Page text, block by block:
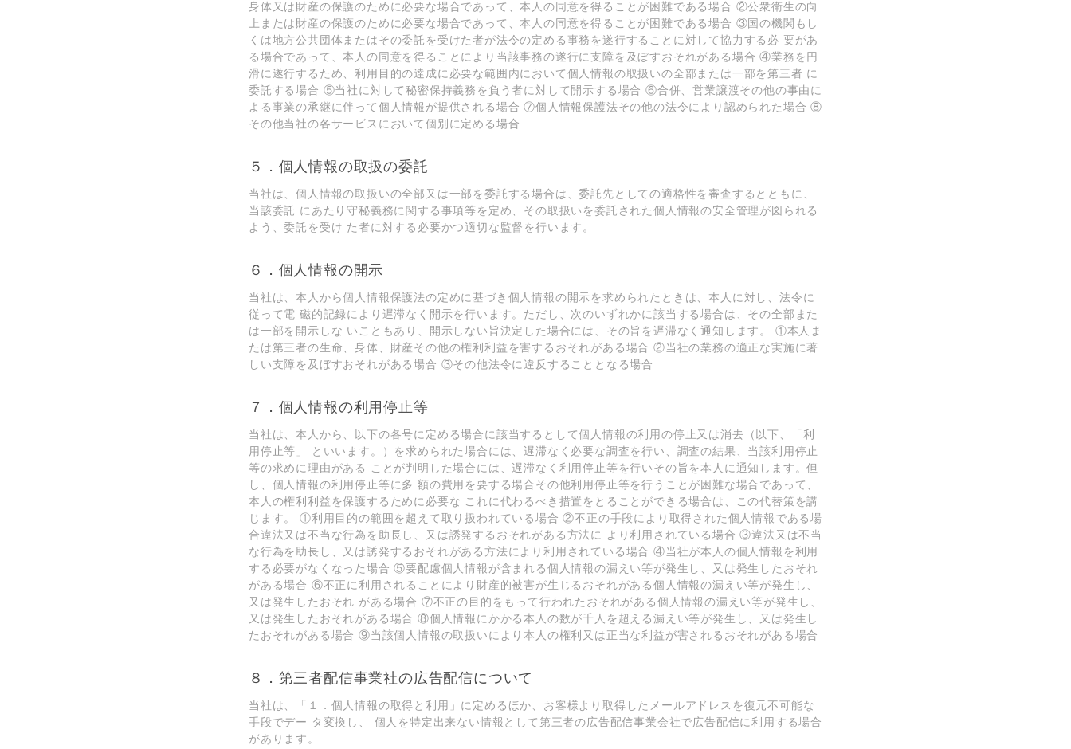
⾝体⼜は財産の保護のために必要な場合であって、本⼈の同意を得ることが困難である場合 ②公衆衛⽣の向
上または財産の保護のために必要な場合であって、本⼈の同意を得ることが困難である場合 ③国の機関もし
くは地⽅公共団体またはその委託を受けた者が法令の定める事務を遂⾏することに対して協⼒する必 要があ
る場合であって、本⼈の同意を得ることにより当該事務の遂⾏に⽀障を及ぼすおそれがある場合 ④業務を円
滑に遂⾏するため、利⽤⽬的の達成に必要な範囲内において個⼈情報の取扱いの全部または⼀部を第三者 に
委託する場合 ⑤当社に対して秘密保持義務を負う者に対して開⽰する場合 ⑥合併、営業譲渡その他の事由に
よる事業の承継に伴って個⼈情報が提供される場合 ⑦個⼈情報保護法その他の法令により認められた場合 ⑧
その他当社の各サービスにおいて個別に定める場合
５．個⼈情報の取扱の委託
当社は、個⼈情報の取扱いの全部⼜は⼀部を委託する場合は、委託先としての適格性を審査するとともに、
当該委託 にあたり守秘義務に関する事項等を定め、その取扱いを委託された個⼈情報の安全管理が図られる
よう、委託を受け た者に対する必要かつ適切な監督を⾏います。
６．個⼈情報の開⽰
当社は、本⼈から個⼈情報保護法の定めに基づき個⼈情報の開⽰を求められたときは、本⼈に対し、法令に
従って電 磁的記録により遅滞なく開⽰を⾏います。ただし、次のいずれかに該当する場合は、その全部また
は⼀部を開⽰しな いこともあり、開⽰しない旨決定した場合には、その旨を遅滞なく通知します。 ①本⼈ま
たは第三者の⽣命、⾝体、財産その他の権利利益を害するおそれがある場合 ②当社の業務の適正な実施に著
しい⽀障を及ぼすおそれがある場合 ③その他法令に違反することとなる場合
７．個⼈情報の利⽤停⽌等
当社は、本⼈から、以下の各号に定める場合に該当するとして個⼈情報の利⽤の停⽌⼜は消去（以下、「利
⽤停⽌等」 といいます。）を求められた場合には、遅滞なく必要な調査を⾏い、調査の結果、当該利⽤停⽌
等の求めに理由がある ことが判明した場合には、遅滞なく利⽤停⽌等を⾏いその旨を本⼈に通知します。但
し、個⼈情報の利⽤停⽌等に多 額の費⽤を要する場合その他利⽤停⽌等を⾏うことが困難な場合であって、
本⼈の権利利益を保護するために必要な これに代わるべき措置をとることができる場合は、この代替策を講
じます。 ①利⽤⽬的の範囲を超えて取り扱われている場合 ②不正の⼿段により取得された個⼈情報である場
合違法⼜は不当な⾏為を助⻑し、⼜は誘発するおそれがある⽅法に より利⽤されている場合 ③違法⼜は不当
な⾏為を助⻑し、⼜は誘発するおそれがある⽅法により利⽤されている場合 ④当社が本⼈の個⼈情報を利⽤
する必要がなくなった場合 ⑤要配慮個⼈情報が含まれる個⼈情報の漏えい等が発⽣し、⼜は発⽣したおそれ
がある場合 ⑥不正に利⽤されることにより財産的被害が⽣じるおそれがある個⼈情報の漏えい等が発⽣し、
⼜は発⽣したおそれ がある場合 ⑦不正の⽬的をもって⾏われたおそれがある個⼈情報の漏えい等が発⽣し、
⼜は発⽣したおそれがある場合 ⑧個⼈情報にかかる本⼈の数が千⼈を超える漏えい等が発⽣し、⼜は発⽣し
たおそれがある場合 ⑨当該個⼈情報の取扱いにより本⼈の権利⼜は正当な利益が害されるおそれがある場合
８．第三者配信事業社の広告配信について
当社は、「１．個⼈情報の取得と利⽤」に定めるほか、お客様より取得したメールアドレスを復元不可能な
⼿段でデー タ変換し、 個⼈を特定出来ない情報として第三者の広告配信事業会社で広告配信に利⽤する場合
があります。